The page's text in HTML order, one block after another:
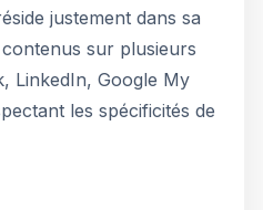
justement dans sa
sur plusieurs
LinkedIn, Google My
les spécificités de